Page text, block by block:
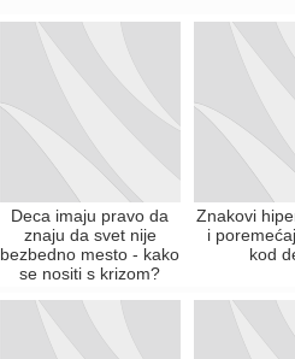
Deca imaju pravo da
znaju da svet nije
bezbedno mesto - kako
se nositi s krizom?
Znakovi
i
kod